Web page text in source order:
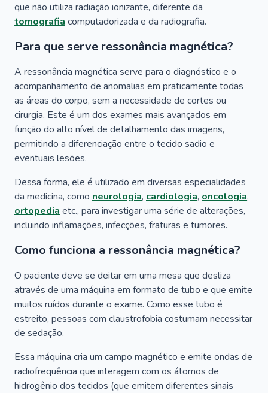
que não utiliza radiação ionizante, diferente da
tomografia computadorizada e da radiografia.
Para que serve ressonância magnética?
A ressonância magnética serve para o diagnóstico e o
acompanhamento de anomalias em praticamente todas
as áreas do corpo, sem a necessidade de cortes ou
cirurgia. Este é um dos exames mais avançados em
função do alto nível de detalhamento das imagens,
permitindo a diferenciação entre o tecido sadio e
eventuais lesões.
Dessa forma, ele é utilizado em diversas especialidades
da medicina, como neurologia, cardiologia, oncologia,
ortopedia etc., para investigar uma série de alterações,
incluindo inflamações, infecções, fraturas e tumores.
Como funciona a ressonância magnética?
O paciente deve se deitar em uma mesa que desliza
através de uma máquina em formato de tubo e que emite
muitos ruídos durante o exame. Como esse tubo é
estreito, pessoas com claustrofobia costumam necessitar
de sedação.
Essa máquina cria um campo magnético e emite ondas de
radiofrequência que interagem com os átomos de
hidrogênio dos tecidos (que emitem diferentes sinais